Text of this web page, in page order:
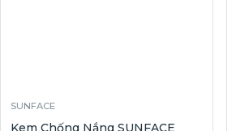
SUNFACE
Kem Chống Nắng SUNFACE